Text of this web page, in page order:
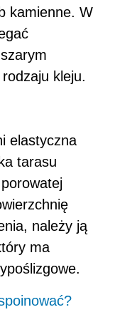
kamienne. W
kleju.
elastyczna
tarasu
należy ją
ma